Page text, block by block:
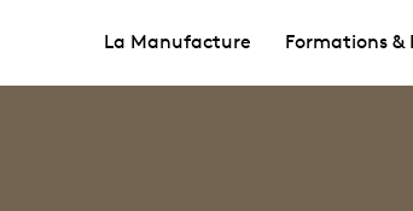
La Manufacture Formations &